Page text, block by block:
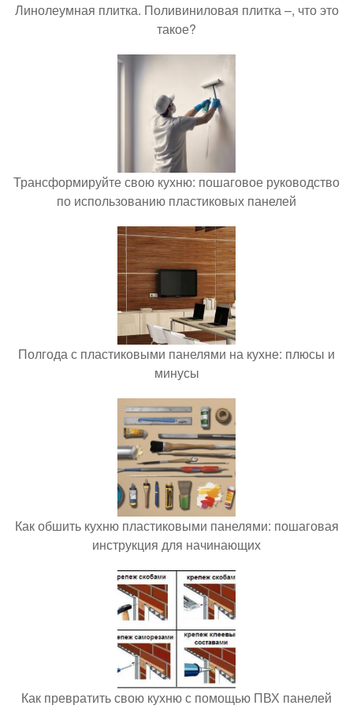
Линолеумная плитка. Поливиниловая плитка –, что это
такое?
Трансформируйте свою кухню: пошаговое руководство
по использованию пластиковых панелей
Полгода с пластиковыми панелями на кухне: плюсы и
минусы
Как обшить кухню пластиковыми панелями: пошаговая
инструкция для начинающих
Как превратить свою кухню с помощью ПВХ панелей